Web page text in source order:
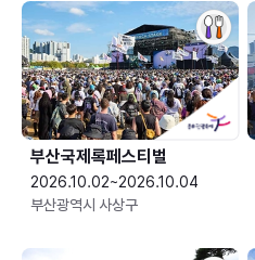
부산국제록페스티벌
2026.10.02~2026.10.04
부산광역시 사상구